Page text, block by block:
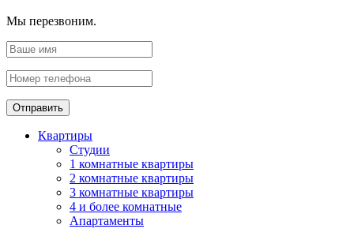
Мы перезвоним.
Отправить
Квартиры
Студии
1 комнатные квартиры
2 комнатные квартиры
3 комнатные квартиры
4 и более комнатные
Апартаменты